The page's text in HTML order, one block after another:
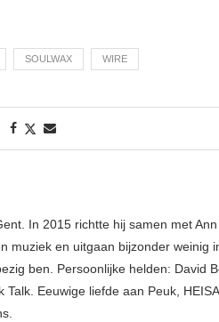
SOULWAX WIRE
In 2015 richtte hij samen met
muziek en uitgaan bijzonder weinig
ben. Persoonlijke helden: David
Talk. Eeuwige liefde aan Peuk,